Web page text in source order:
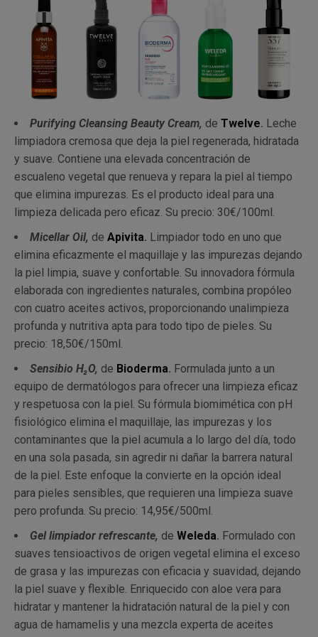
Purifying Cleansing Beauty Cream, de Twelve. Leche
limpiadora cremosa que deja la piel regenerada, hidratada
y suave. Contiene una elevada concentración de
escualeno vegetal que renueva y repara la piel al tiempo
que elimina impurezas. Es el producto ideal para una
limpieza delicada pero eficaz. Su precio: 30€/100ml.
Micellar Oil, de Apivita. Limpiador todo en uno que
elimina eficazmente el maquillaje y las impurezas dejando
la piel limpia, suave y confortable. Su innovadora fórmula
elaborada con ingredientes naturales, combina propóleo
con cuatro aceites activos, proporcionando unalimpieza
profunda y nutritiva apta para todo tipo de pieles. Su
precio: 18,50€/150ml.
Sensibio H₂O, de Bioderma. Formulada junto a un
equipo de dermatólogos para ofrecer una limpieza eficaz
y respetuosa con la piel. Su fórmula biomimética con pH
fisiológico elimina el maquillaje, las impurezas y los
contaminantes que la piel acumula a lo largo del día, todo
en una sola pasada, sin agredir ni dañar la barrera natural
de la piel. Este enfoque la convierte en la opción ideal
para pieles sensibles, que requieren una limpieza suave
pero profunda. Su precio: 14,95€/500ml.
Gel limpiador refrescante, de Weleda. Formulado con
suaves tensioactivos de origen vegetal elimina el exceso
de grasa y las impurezas con eficacia y suavidad, dejando
la piel suave y flexible. Enriquecido con aloe vera para
hidratar y mantener la hidratación natural de la piel y con
agua de hamamelis y una mezcla experta de aceites